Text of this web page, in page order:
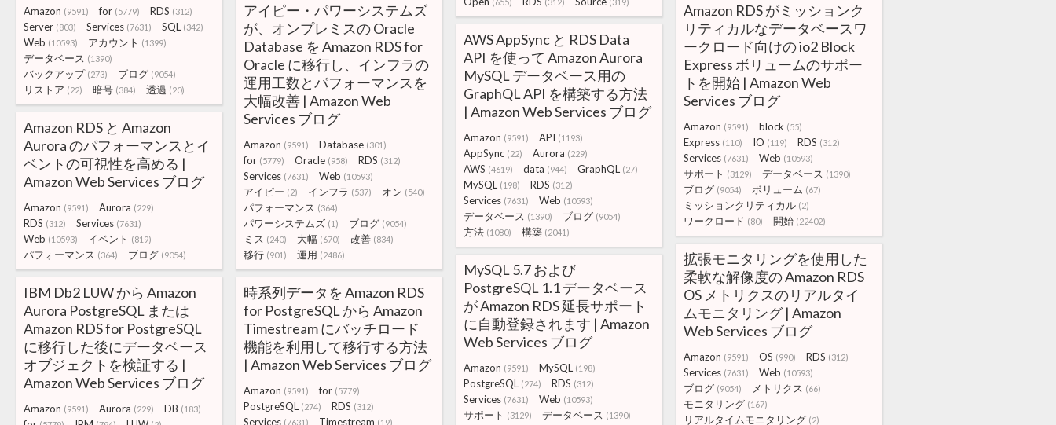
Amazon (9591) for (5779) RDS (312)
Server (803) Services (7631) SQL (342)
Web (10593) アカウント (1399)
データベース (1390)
バックアップ (273) ブログ (9054)
リストア (22) 暗号 (384) 透過 (20)
アイピー・パワーシステムズ
が、オンプレミスの Oracle
Database を Amazon RDS for
Oracle に移行し、インフラの
運用工数とパフォーマンスを
大幅改善 | Amazon Web
Services ブログ
Amazon (9591) Database (301)
for (5779) Oracle (958) RDS (312)
Services (7631) Web (10593)
アイピー (2) インフラ (537) オン (540)
パフォーマンス (364)
パワーシステムズ (1) ブログ (9054)
ミス (240) 大幅 (670) 改善 (834)
移行 (901) 運用 (2486)
Amazon RDS がミッションク
リティカルなデータベースワ
ークロード向けの io2 Block
Express ボリュームのサポー
トを開始 | Amazon Web
Services ブログ
Amazon (9591) block (55)
Express (110) IO (119) RDS (312)
Services (7631) Web (10593)
サポート (3129) データベース (1390)
ブログ (9054) ボリューム (67)
ミッションクリティカル (2)
ワークロード (80) 開始 (22402)
AWS AppSync と RDS Data
API を使って Amazon Aurora
MySQL データベース用の
GraphQL API を構築する方法
| Amazon Web Services ブログ
Amazon (9591) API (1193)
AppSync (22) Aurora (229)
AWS (4619) data (944) GraphQL (27)
MySQL (198) RDS (312)
Services (7631) Web (10593)
データベース (1390) ブログ (9054)
方法 (1080) 構築 (2041)
Amazon RDS と Amazon
Aurora のパフォーマンスとイ
ベントの可視性を高める |
Amazon Web Services ブログ
Amazon (9591) Aurora (229)
RDS (312) Services (7631)
Web (10593) イベント (819)
パフォーマンス (364) ブログ (9054)
拡張モニタリングを使用した
柔軟な解像度の Amazon RDS
OS メトリクスのリアルタイ
ムモニタリング | Amazon
Web Services ブログ
Amazon (9591) OS (990) RDS (312)
Services (7631) Web (10593)
ブログ (9054) メトリクス (66)
モニタリング (167)
リアルタイムモニタリング (2)
MySQL 5.7 および
PostgreSQL 1.1 データベース
が Amazon RDS 延長サポート
に自動登録されます | Amazon
Web Services ブログ
Amazon (9591) MySQL (198)
PostgreSQL (274) RDS (312)
Services (7631) Web (10593)
サポート (3129) データベース (1390)
IBM Db2 LUW から Amazon
Aurora PostgreSQL または
Amazon RDS for PostgreSQL
に移行した後にデータベース
オブジェクトを検証する |
Amazon Web Services ブログ
Amazon (9591) Aurora (229) DB (183)
時系列データを Amazon RDS
for PostgreSQL から Amazon
Timestream にバッチロード
機能を利用して移行する方法
| Amazon Web Services ブログ
Amazon (9591) for (5779)
PostgreSQL (274) RDS (312)
Services (7631) Timestream (19)